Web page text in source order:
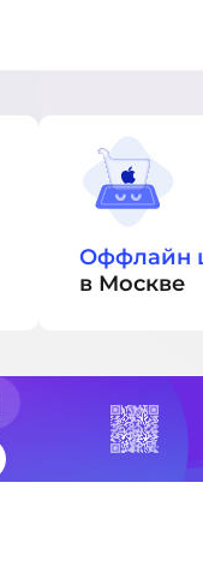
Оффлайн
в Москве